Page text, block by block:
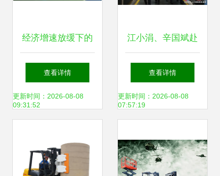
经济增速放缓下的
3C行业，AGV企业
还有机会吗？
查看详情
更新时间：2026-08-08
09:31:52
江小涓、辛国斌赴
三一集团调研 聚焦
物料搬运装备制造
查看详情
更新时间：2026-08-08
07:57:19